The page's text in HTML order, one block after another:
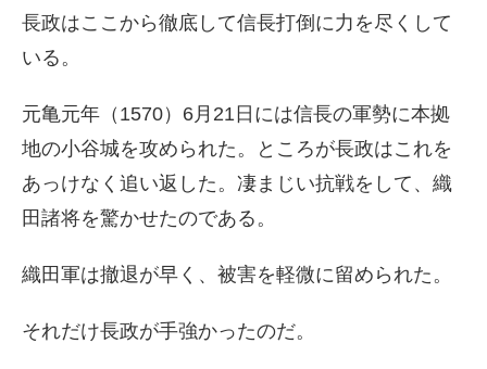
長政はここから徹底して信長打倒に力を尽くして
いる。
元亀元年（1570）6月21日には信長の軍勢に本拠
地の小谷城を攻められた。ところが長政はこれを
あっけなく追い返した。凄まじい抗戦をして、織
田諸将を驚かせたのである。
織田軍は撤退が早く、被害を軽微に留められた。
それだけ長政が手強かったのだ。